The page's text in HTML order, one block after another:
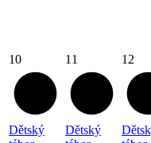
10
Dětský
11
Dětský
12